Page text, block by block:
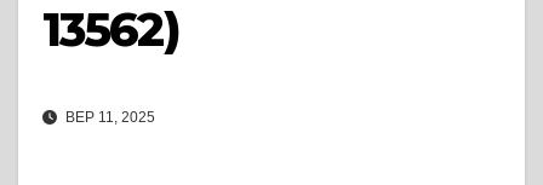
13562)
ВЕР 11, 2025